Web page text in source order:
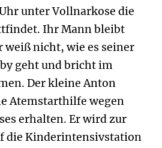
unter Vollnarkose die
Ihr Mann bleibt
weiß nicht, wie es seiner
geht und bricht im
Der kleine Anton
Atemstarthilfe wegen
erhalten. Er wird zur
die Kinderintensivstation